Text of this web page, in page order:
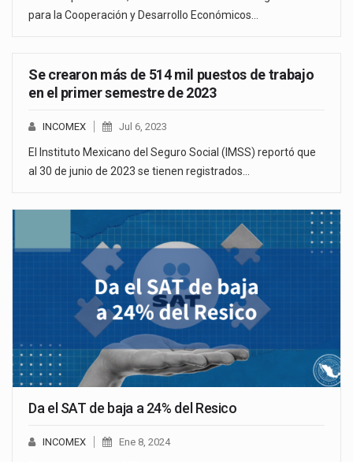
para la Cooperación y Desarrollo Económicos…
Se crearon más de 514 mil puestos de trabajo
en el primer semestre de 2023
INCOMEX Jul 6, 2023
El Instituto Mexicano del Seguro Social (IMSS) reportó que
al 30 de junio de 2023 se tienen registrados…
Da el SAT de baja a 24% del Resico
INCOMEX Ene 8, 2024